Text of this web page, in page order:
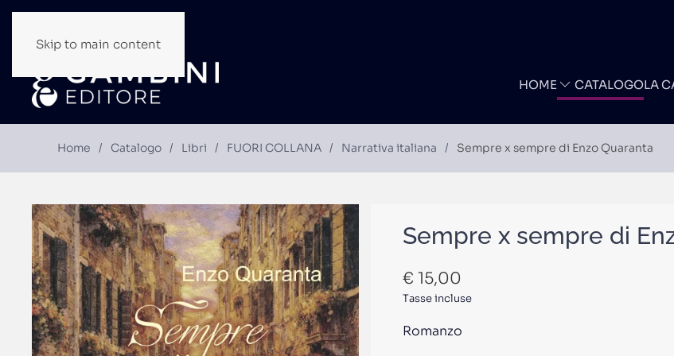
Skip to main content
HOME CATALOGOLA
Home Catalogo Libri FUORI COLLANA Narrativa italiana Sempre x sempre di Enzo Quaranta
Sempre x sempre di
€ 15,00
Tasse incluse
Romanzo